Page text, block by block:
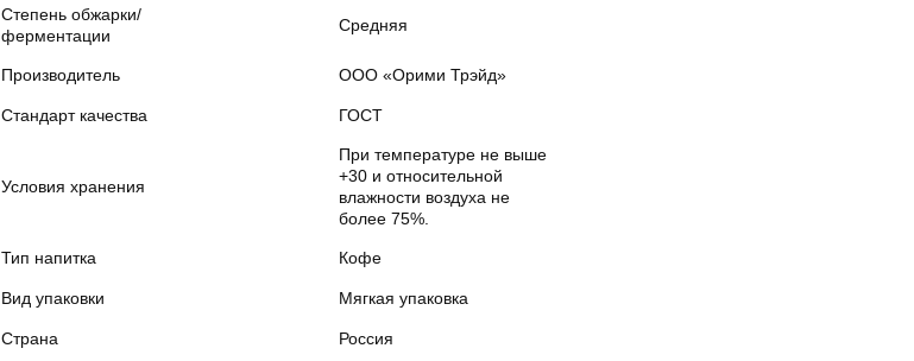
Степень обжарки/
ферментации
Средняя
Производитель ООО «Орими Трэйд»
Стандарт качества ГОСТ
Условия хранения
При температуре не выше
+30 и относительной
влажности воздуха не
более 75%.
Тип напитка Кофе
Вид упаковки Мягкая упаковка
Страна Россия